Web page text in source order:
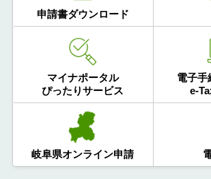
申請書ダウンロード
マイナポータル
ぴったりサービス
電子手
e-
岐阜県オンライン申請